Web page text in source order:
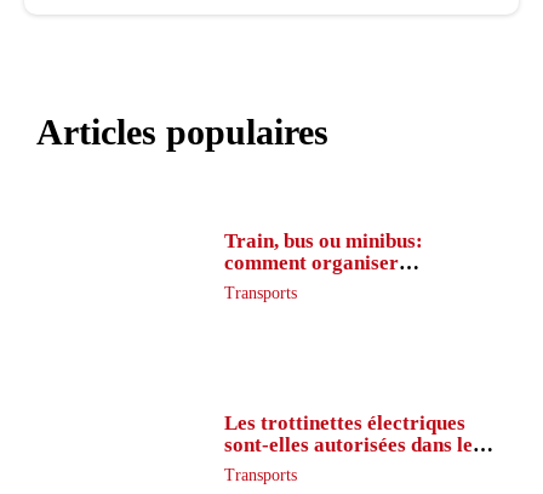
Articles populaires
Train, bus ou minibus:
comment organiser
l’itinéraire en France
Transports
Les trottinettes électriques
sont-elles autorisées dans le
métro ?
Transports